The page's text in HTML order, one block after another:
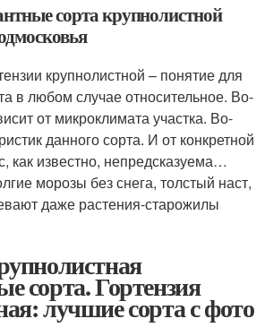
сорта крупнолистной
крупнолистной – понятие для
в любом случае относительное. Во-
от микроклимата участка. Во-
данного сорта. И от конкретной
как известно, непредсказуема…
морозы без снега, толстый наст,
даже растения-старожилы
сорта. Гортензия
лучшие сорта с фото